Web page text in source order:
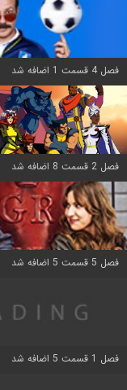
فصل 4 قسمت 1 اضافه شد
فصل 2 قسمت 8 اضافه شد
فصل 5 قسمت 5 اضافه شد
فصل 1 قسمت 5 اضافه شد